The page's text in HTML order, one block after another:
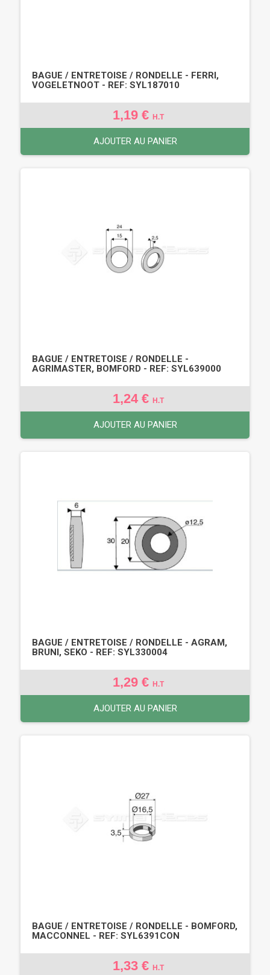
BAGUE / ENTRETOISE / RONDELLE - FERRI,
VOGELETNOOT - REF: SYL187010
1,19 € H.T
AJOUTER AU PANIER
BAGUE / ENTRETOISE / RONDELLE -
AGRIMASTER, BOMFORD - REF: SYL639000
1,24 € H.T
AJOUTER AU PANIER
BAGUE / ENTRETOISE / RONDELLE - AGRAM,
BRUNI, SEKO - REF: SYL330004
1,29 € H.T
AJOUTER AU PANIER
BAGUE / ENTRETOISE / RONDELLE - BOMFORD,
MACCONNEL - REF: SYL6391CON
1,33 € H.T